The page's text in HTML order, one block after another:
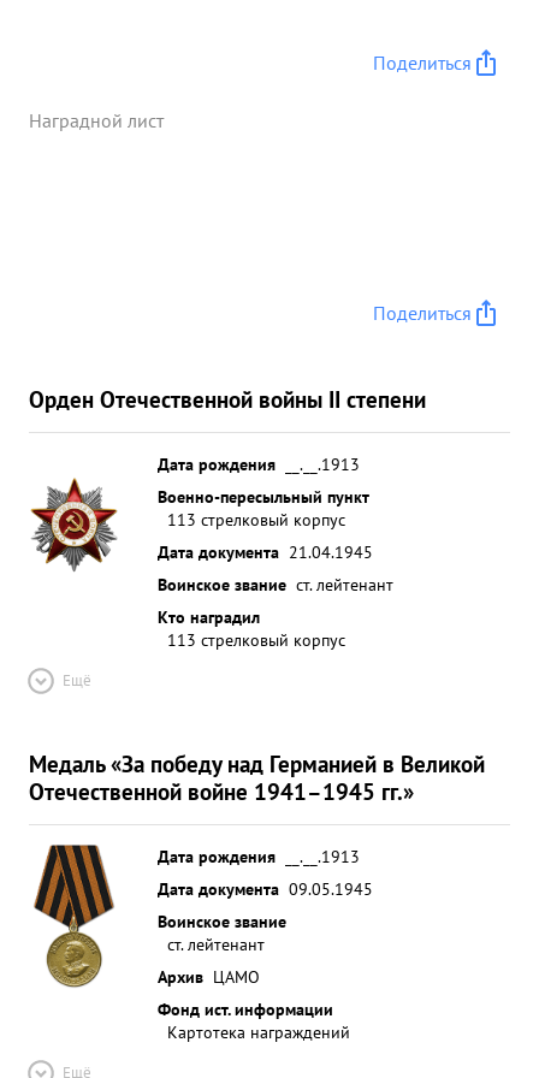
Поделиться
Наградной лист
Поделиться
Орден Отечественной войны II степени
Дата рождения
__.__.1913
Военно-пересыльный пункт
113 стрелковый корпус
Дата документа 21.04.1945
Воинское звание ст. лейтенант
Кто наградил
113 стрелковый корпус
Ещё
Медаль «За победу над Германией в Великой
Отечественной войне 1941–1945 гг.»
Дата рождения
__.__.1913
Дата документа 09.05.1945
Воинское звание
ст. лейтенант
Архив ЦАМО
Фонд ист. информации
Картотека награждений
Ещё